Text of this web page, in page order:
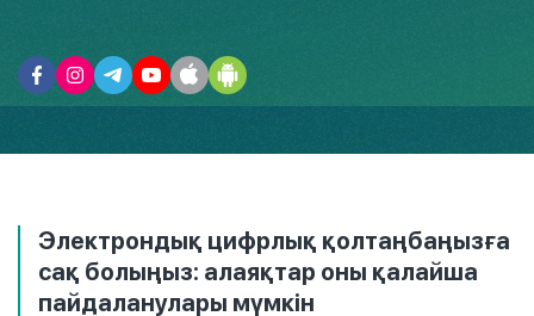
Электрондық цифрлық қолтаңбаңызға
сақ болыңыз: алаяқтар оны қалайша
пайдаланулары мүмкін